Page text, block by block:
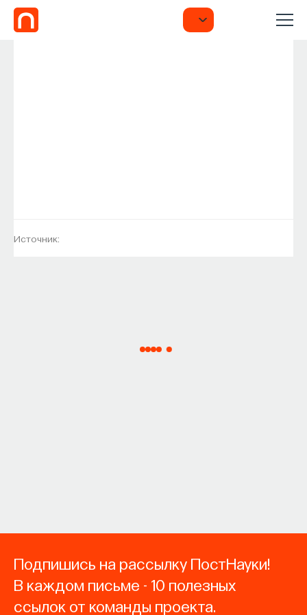
Источник:
Подпишись на рассылку ПостНауки!
В каждом письме - 10 полезных
ссылок от команды проекта.